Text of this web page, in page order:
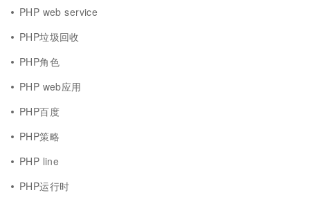
PHP web service
PHP垃圾回收
PHP角色
PHP web应用
PHP百度
PHP策略
PHP line
PHP运行时